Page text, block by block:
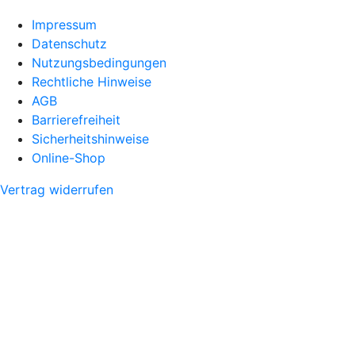
Impressum
Datenschutz
Nutzungsbedingungen
Rechtliche Hinweise
AGB
Barrierefreiheit
Sicherheitshinweise
Online-Shop
Vertrag widerrufen